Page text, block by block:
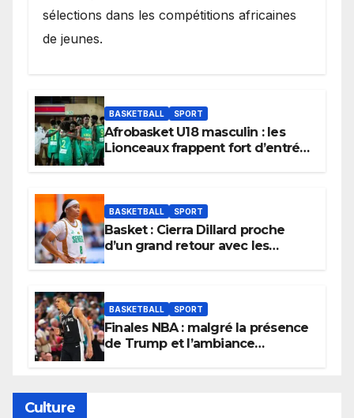
sélections dans les compétitions africaines
de jeunes.
BASKETBALL SPORT
Afrobasket U18 masculin : les
Lionceaux frappent fort d’entrée
BASKETBALL SPORT
Basket : Cierra Dillard proche
d’un grand retour avec les
BASKETBALL SPORT
Finales NBA : malgré la présence
de Trump et l’ambiance
Culture